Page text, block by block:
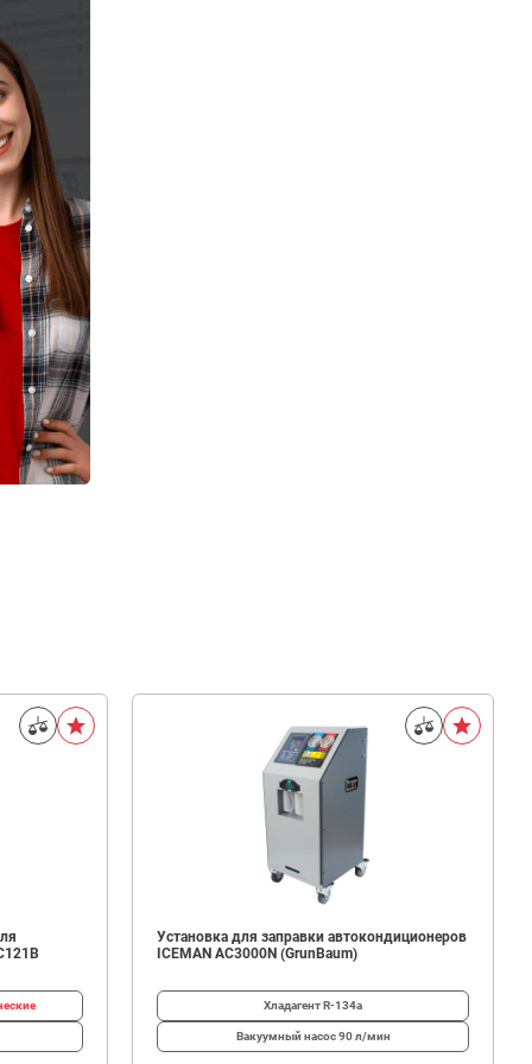
Установка для заправки автокондиционеров
ICEMAN AC3000N (GrunBaum)
ХладагентR-134a
Вакуумный насос90 л/мин